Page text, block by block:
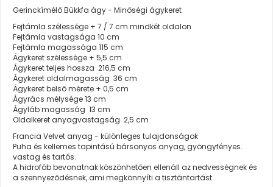
Gerinckímélő Bükkfa ágy - Minőségi ágykeret
Fejtámla szélessége + 7 / 7 cm mindkét oldalon
Fejtámla vastagsága 10 cm
Fejtámla magassága 115 cm
Ágykeret szélessége + 5,5 cm
Ágykeret teljes hossza 216,5 cm
Ágykeret oldalmagasság 36 cm
Ágykeret belső mérete + 0,5 cm
Ágyrács mélysége 13 cm
Ágyláb magasság 13 cm
Oldalkeret anyagvastagság 2,5 cm
Francia Velvet anyag - különleges tulajdonságok
Puha és kellemes tapintású bársonyos anyag, gyöngyfényes.
vastag és tartós.
A hidrofób bevonatnak köszönhetően ellenáll az nedvességnek és
a szennyeződésnek, ami megkönnyíti a tisztántartást.